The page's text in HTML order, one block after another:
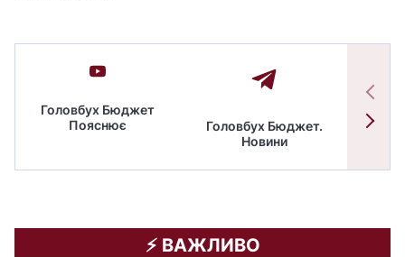
Головбух Бюджет
Пояснює
Головбух Бюджет.
Новини
⚡️ ВАЖЛИВО